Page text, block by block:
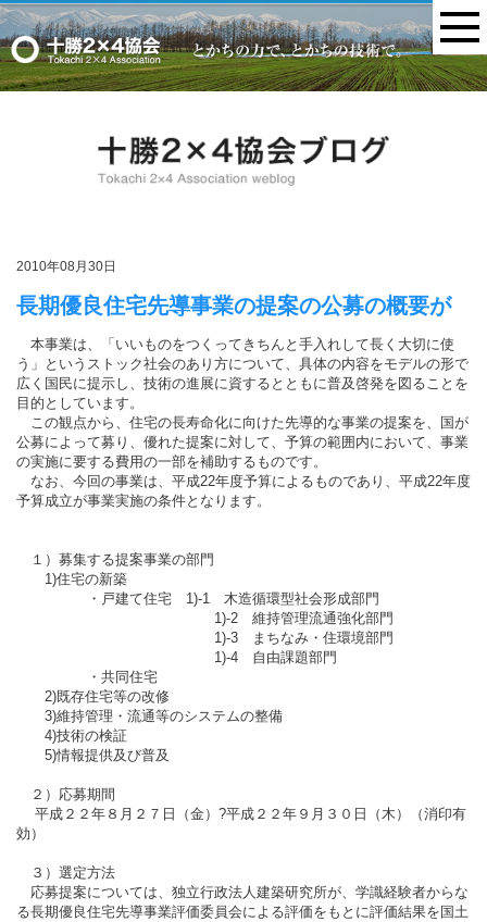
2010年08月30日
長期優良住宅先導事業の提案の公募の概要が
本事業は、「いいものをつくってきちんと手入れして長く大切に使
う」というストック社会のあり方について、具体の内容をモデルの形で
広く国民に提示し、技術の進展に資するとともに普及啓発を図ることを
目的としています。
この観点から、住宅の長寿命化に向けた先導的な事業の提案を、国が
公募によって募り、優れた提案に対して、予算の範囲内において、事業
の実施に要する費用の一部を補助するものです。
なお、今回の事業は、平成22年度予算によるものであり、平成22年度
予算成立が事業実施の条件となります。
１）募集する提案事業の部門
1)住宅の新築
・戸建て住宅 1)-1 木造循環型社会形成部門
1)-2 維持管理流通強化部門
1)-3 まちなみ・住環境部門
1)-4 自由課題部門
・共同住宅
2)既存住宅等の改修
3)維持管理・流通等のシステムの整備
4)技術の検証
5)情報提供及び普及
２）応募期間
平成２２年８月２７日（金）?平成２２年９月３０日（木）（消印有
効）
３）選定方法
応募提案については、独立行政法人建築研究所が、学識経験者からな
る長期優良住宅先導事業評価委員会による評価をもとに評価結果を国土
MENU